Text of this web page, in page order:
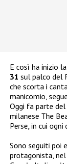
E così ha inizio
31 sul palco del
che scorta i
manicomio,
Oggi fa parte
milanese The
Perse, in cui
Sono seguiti poi
protagonista,